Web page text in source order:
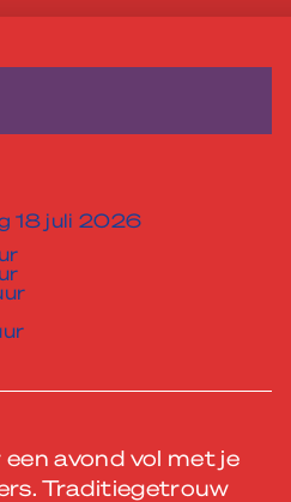
18 juli 2026
avond vol met je
Traditiegetrouw